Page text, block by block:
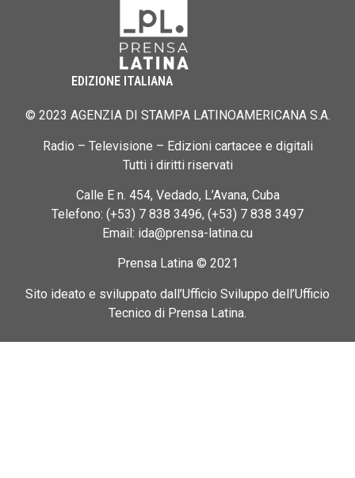
EDIZIONE ITALIANA
© 2023 AGENZIA DI STAMPA LATINOAMERICANA S.A.
Radio – Televisione – Edizioni cartacee e digitali
Tutti i diritti riservati
Calle E n. 454, Vedado, L’Avana, Cuba
Telefono: (+53) 7 838 3496, (+53) 7 838 3497
Email: ida@prensa-latina.cu
Prensa Latina © 2021
Sito ideato e sviluppato dall’Ufficio Sviluppo dell’Ufficio
Tecnico di Prensa Latina.